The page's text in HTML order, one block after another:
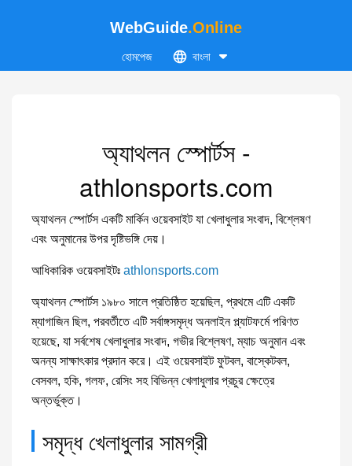
WebGuide.Online
হোমপেজ বাংলা
অ্যাথলন স্পোর্টস -
athlonsports.com
অ্যাথলন স্পোর্টস একটি মার্কিন ওয়েবসাইট যা খেলাধুলার সংবাদ, বিশ্লেষণ
এবং অনুমানের উপর দৃষ্টিভঙ্গি দেয়।
আধিকারিক ওয়েবসাইটঃ athlonsports.com
অ্যাথলন স্পোর্টস ১৯৮০ সালে প্রতিষ্ঠিত হয়েছিল, প্রথমে এটি একটি
ম্যাগাজিন ছিল, পরবর্তীতে এটি সর্বাঙ্গসমৃদ্ধ অনলাইন প্ল্যাটফর্মে পরিণত
হয়েছে, যা সর্বশেষ খেলাধুলার সংবাদ, গভীর বিশ্লেষণ, ম্যাচ অনুমান এবং
অনন্য সাক্ষাৎকার প্রদান করে। এই ওয়েবসাইট ফুটবল, বাস্কেটবল,
বেসবল, হকি, গলফ, রেসিং সহ বিভিন্ন খেলাধুলার প্রচুর ক্ষেত্রে
অন্তর্ভুক্ত।
সমৃদ্ধ খেলাধুলার সামগ্রী